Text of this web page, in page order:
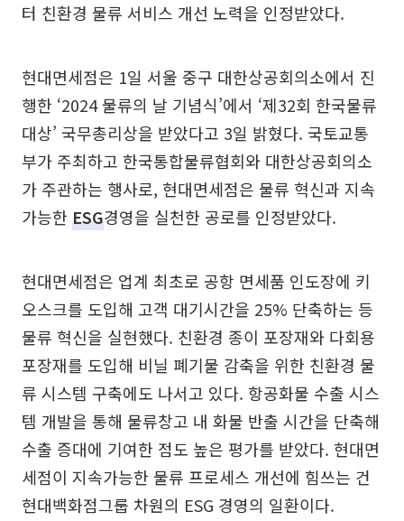
터 친환경 물류 서비스 개선 노력을 인정받았다.
현대면세점은 1일 서울 중구 대한상공회의소에서 진
행한 ‘2024 물류의 날 기념식’에서 ‘제32회 한국물류
대상’ 국무총리상을 받았다고 3일 밝혔다. 국토교통
부가 주최하고 한국통합물류협회와 대한상공회의소
가 주관하는 행사로, 현대면세점은 물류 혁신과 지속
가능한 ESG경영을 실천한 공로를 인정받았다.
현대면세점은 업계 최초로 공항 면세품 인도장에 키
오스크를 도입해 고객 대기시간을 25% 단축하는 등
물류 혁신을 실현했다. 친환경 종이 포장재와 다회용
포장재를 도입해 비닐 폐기물 감축을 위한 친환경 물
류 시스템 구축에도 나서고 있다. 항공화물 수출 시스
템 개발을 통해 물류창고 내 화물 반출 시간을 단축해
수출 증대에 기여한 점도 높은 평가를 받았다. 현대면
세점이 지속가능한 물류 프로세스 개선에 힘쓰는 건
현대백화점그룹 차원의 ESG 경영의 일환이다.